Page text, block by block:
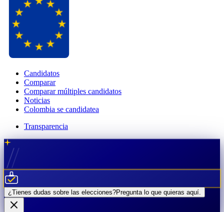
Candidatos
Comparar
Comparar múltiples candidatos
Noticias
Colombia se candidatea
Transparencia
¿Tienes dudas sobre las elecciones?Pregunta lo que quieras aquí.